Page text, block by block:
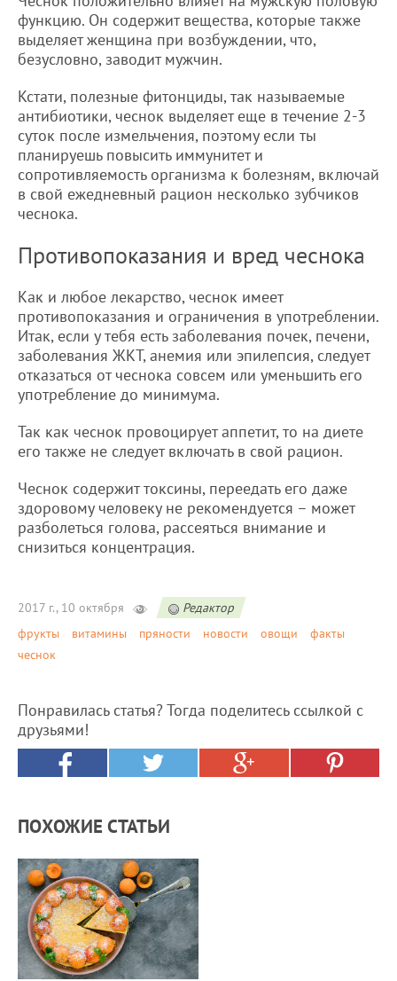
функцию. Он содержит вещества, которые также
выделяет женщина при возбуждении, что,
безусловно, заводит мужчин.
Кстати, полезные фитонциды, так называемые
антибиотики, чеснок выделяет еще в течение 2-3
суток после измельчения, поэтому если ты
планируешь повысить иммунитет и
сопротивляемость организма к болезням, включай
в свой ежедневный рацион несколько зубчиков
чеснока.
Противопоказания и вред чеснока
Как и любое лекарство, чеснок имеет
противопоказания и ограничения в употреблении.
Итак, если у тебя есть заболевания почек, печени,
заболевания ЖКТ, анемия или эпилепсия, следует
отказаться от чеснока совсем или уменьшить его
употребление до минимума.
Так как чеснок провоцирует аппетит, то на диете
его также не следует включать в свой рацион.
Чеснок содержит токсины, переедать его даже
здоровому человеку не рекомендуется – может
разболеться голова, рассеяться внимание и
снизиться концентрация.
2017 г., 10 октября
Редактор
фрукты
витамины пряности новости овощи
факты
чеснок
Понравилась статья? Тогда поделитесь ссылкой с
друзьями!
ПОХОЖИЕ СТАТЬИ